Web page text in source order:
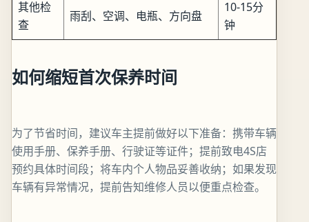
其他检
查
雨刮、空调、电瓶、方向盘
10-15分
钟
如何缩短首次保养时间
为了节省时间，建议车主提前做好以下准备：携带车辆
使用手册、保养手册、行驶证等证件；提前致电4S店
预约具体时间段；将车内个人物品妥善收纳；如果发现
车辆有异常情况，提前告知维修人员以便重点检查。